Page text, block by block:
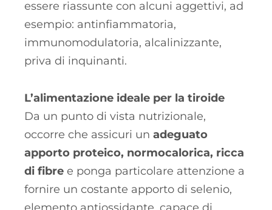
essere riassunte con alcuni aggettivi, ad
esempio: antinfiammatoria,
immunomodulatoria, alcalinizzante,
priva di inquinanti.
L’alimentazione ideale per la tiroide
Da un punto di vista nutrizionale,
occorre che assicuri un adeguato
apporto proteico, normocalorica, ricca
di fibre e ponga particolare attenzione a
fornire un costante apporto di selenio,
elemento antiossidante, capace di